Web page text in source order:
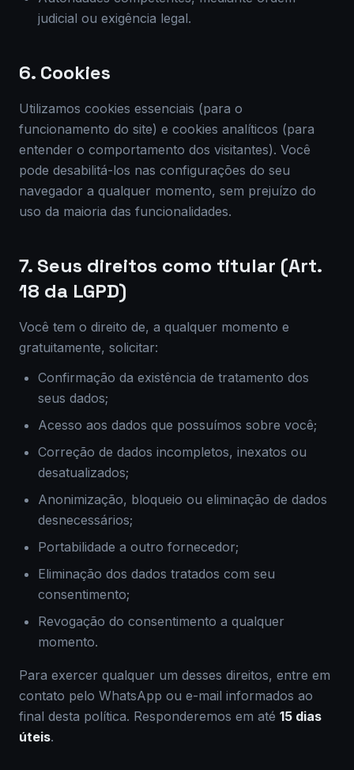
judicial ou exigência legal.
6. Cookies
Utilizamos cookies essenciais (para o
funcionamento do site) e cookies analíticos (para
entender o comportamento dos visitantes). Você
pode desabilitá-los nas configurações do seu
navegador a qualquer momento, sem prejuízo do
uso da maioria das funcionalidades.
7. Seus direitos como titular (Art.
18 da LGPD)
Você tem o direito de, a qualquer momento e
gratuitamente, solicitar:
Confirmação da existência de tratamento dos
seus dados;
Acesso aos dados que possuímos sobre você;
Correção de dados incompletos, inexatos ou
desatualizados;
Anonimização, bloqueio ou eliminação de dados
desnecessários;
Portabilidade a outro fornecedor;
Eliminação dos dados tratados com seu
consentimento;
Revogação do consentimento a qualquer
momento.
Para exercer qualquer um desses direitos, entre em
contato pelo WhatsApp ou e-mail informados ao
final desta política. Responderemos em até 15 dias
úteis.